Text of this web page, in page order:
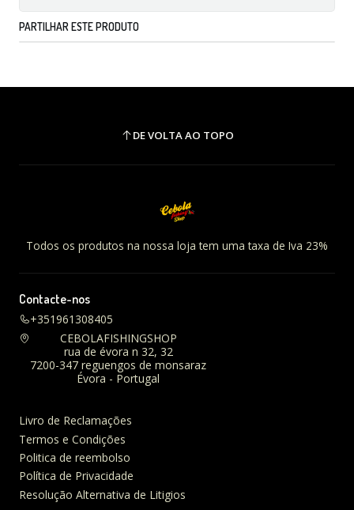
PARTILHAR ESTE PRODUTO
DE VOLTA AO TOPO
Todos os produtos na nossa loja tem uma taxa de Iva 23%
Contacte-nos
+351961308405
CEBOLAFISHINGSHOP
rua de évora n 32, 32
7200-347 reguengos de monsaraz
Évora - Portugal
Livro de Reclamações
Termos e Condições
Politica de reembolso
Política de Privacidade
Resolução Alternativa de Litigios